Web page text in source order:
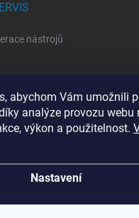
abychom Vám umožnili
analýze provozu webu
výkon a použitelnost.
Nastavení
nástrojů
ČESKO. Všechna práva